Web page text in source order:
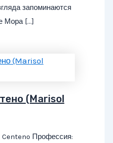
запоминаются
Мора […]
(Marisol
Профессия: